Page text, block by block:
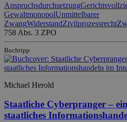
Anspruchsdurchsetzung
GewaltmonopolUnmittelbarer
ZwangWiderstandZivilprozessrecht
758 Abs. 3 ZPO
Buchtipp
Michael Herold
Staatliche Cyberpranger –
staatliches